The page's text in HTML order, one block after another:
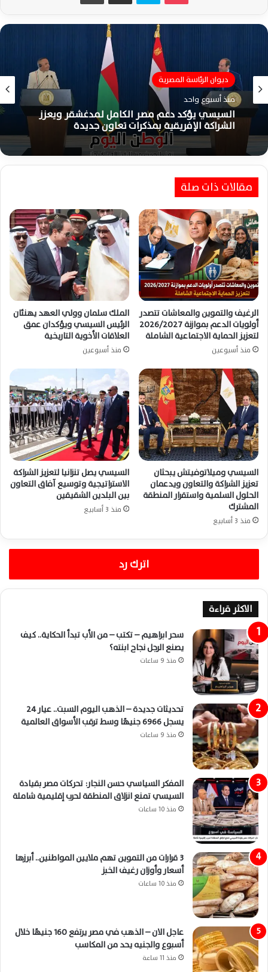
ديوان الرئاسة المصرية
منذ أسبوع واحد
السيسي يؤكد دعم مصر الكامل لمدغشقر ويعزز
الشراكة الإفريقية بمذكرات تعاون جديدة
الشؤون السياسية الدولية
منذ أسبوع واحد
السيسي يؤكد لتبون تضامن مصر الكامل مع
الجزائر ويبحثان تطورات الأزمات الإقليمية
مقالات ذات صلة
الرغيف والتموين والمعاشات تتصدر
أولويات الدعم بموازنة 2026/2027
لتعزيز الحماية الاجتماعية الشاملة
منذ أسبوعين
الملك سلمان وولي العهد يهنئان
الرئيس السيسي ويؤكدان عمق
العلاقات الأخوية التاريخية
منذ أسبوعين
السيسي وميلاتوفيتش يبحثان
تعزيز الشراكة والتعاون ويدعمان
الحلول السلمية واستقرار المنطقة
المشترك
منذ 3 أسابيع
السيسي يصل تنزانيا لتعزيز الشراكة
الاستراتيجية وتوسيع آفاق التعاون
بين البلدين الشقيقين
منذ 3 أسابيع
اترك رد
الاكثر قراءة
سحر ابراهيم – تكتب – من الأب تبدأ الحكاية.. كيف
يصنع الرجل نجاح ابنته؟
منذ 9 ساعات
تحديثات جديدة – الذهب اليوم السبت.. عيار 24
يسجل 6966 جنيهًا وسط ترقب الأسواق العالمية
منذ 9 ساعات
المفكر السياسي حسن النجار: تحركات مصر بقيادة
السيسي تمنع انزلاق المنطقة لحرب إقليمية شاملة
منذ 10 ساعات
3 قرارات من التموين تهم ملايين المواطنين.. أبرزها
أسعار وأوزان رغيف الخبز
منذ 10 ساعات
عاجل الان – الذهب في مصر يرتفع 160 جنيهًا خلال
أسبوع والجنيه يحد من المكاسب
منذ 11 ساعة